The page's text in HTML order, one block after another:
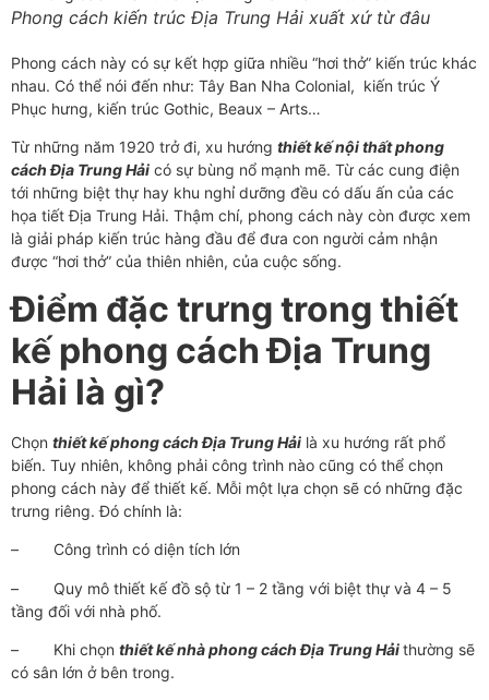
Phong cách kiến trúc Địa Trung Hải xuất xứ từ đâu
Phong cách này có sự kết hợp giữa nhiều “hơi thở” kiến trúc khác
nhau. Có thể nói đến như: Tây Ban Nha Colonial, kiến trúc Ý
Phục hưng, kiến trúc Gothic, Beaux – Arts…
Từ những năm 1920 trở đi, xu hướng thiết kế nội thất phong
cách Địa Trung Hải có sự bùng nổ mạnh mẽ. Từ các cung điện
tới những biệt thự hay khu nghỉ dưỡng đều có dấu ấn của các
họa tiết Địa Trung Hải. Thậm chí, phong cách này còn được xem
là giải pháp kiến trúc hàng đầu để đưa con người cảm nhận
được “hơi thở” của thiên nhiên, của cuộc sống.
Điểm đặc trưng trong thiết
kế phong cách Địa Trung
Hải là gì?
Chọn thiết kế phong cách Địa Trung Hải là xu hướng rất phổ
biến. Tuy nhiên, không phải công trình nào cũng có thể chọn
phong cách này để thiết kế. Mỗi một lựa chọn sẽ có những đặc
trưng riêng. Đó chính là:
– Công trình có diện tích lớn
–
Quy mô thiết kế đồ sộ từ 1 – 2 tầng với biệt thự và 4 – 5
tầng đối với nhà phố.
– Khi chọn thiết kế nhà phong cách Địa Trung Hảithường sẽ
có sân lớn ở bên trong.